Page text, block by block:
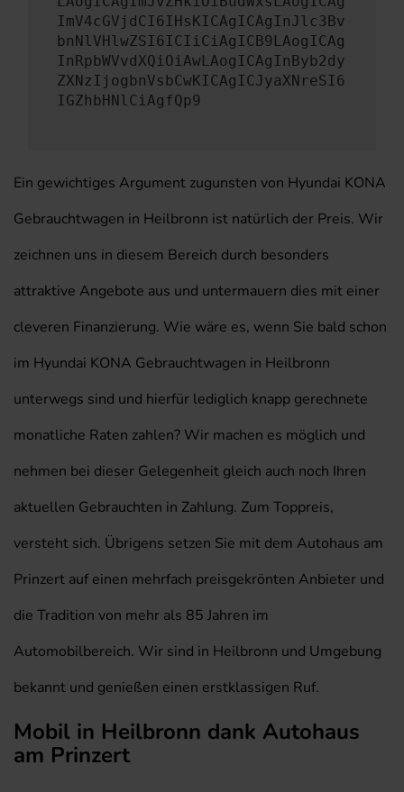
ImV4cGVjdCI6IHsKICAgICAgInJlc3Bv
bnNlVHlwZSI6ICIiCiAgICB9LAogICAg
InRpbWVvdXQiOiAwLAogICAgInByb2dy
ZXNzIjogbnVsbCwKICAgICJyaXNreSI6
IGZhbHNlCiAgfQp9
Ein gewichtiges Argument zugunsten von Hyundai KONA
Gebrauchtwagen in Heilbronn ist natürlich der Preis. Wir
zeichnen uns in diesem Bereich durch besonders
attraktive Angebote aus und untermauern dies mit einer
cleveren Finanzierung. Wie wäre es, wenn Sie bald schon
im Hyundai KONA Gebrauchtwagen in Heilbronn
unterwegs sind und hierfür lediglich knapp gerechnete
monatliche Raten zahlen? Wir machen es möglich und
nehmen bei dieser Gelegenheit gleich auch noch Ihren
aktuellen Gebrauchten in Zahlung. Zum Toppreis,
versteht sich. Übrigens setzen Sie mit dem Autohaus am
Prinzert auf einen mehrfach preisgekrönten Anbieter und
die Tradition von mehr als 85 Jahren im
Automobilbereich. Wir sind in Heilbronn und Umgebung
bekannt und genießen einen erstklassigen Ruf.
Mobil in Heilbronn dank Autohaus
am Prinzert